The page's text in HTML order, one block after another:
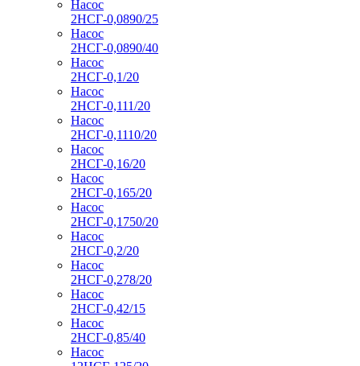
Насос
2НСГ-0,0890/25
Насос
2НСГ-0,0890/40
Насос
2НСГ-0,1/20
Насос
2НСГ-0,111/20
Насос
2НСГ-0,1110/20
Насос
2НСГ-0,16/20
Насос
2НСГ-0,165/20
Насос
2НСГ-0,1750/20
Насос
2НСГ-0,2/20
Насос
2НСГ-0,278/20
Насос
2НСГ-0,42/15
Насос
2НСГ-0,85/40
Насос